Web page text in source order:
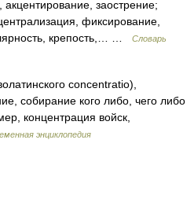
заострение;
фиксирование,
крепость,… …
Словарь
concentratio),
собирание кого либо, чего либо
концентрация войск,
энциклопедия